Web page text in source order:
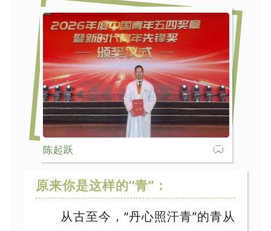
陈起跃
原来你是这样的“青”：
从古至今，“丹心照汗青”的青从